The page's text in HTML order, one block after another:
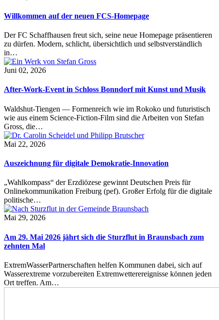
Willkommen auf der neuen FCS-Homepage
Der FC Schaffhausen freut sich, seine neue Homepage präsentieren
zu dürfen. Modern, schlicht, übersichtlich und selbstverständlich
in…
Juni 02, 2026
After-Work-Event in Schloss Bonndorf mit Kunst und Musik
Waldshut-Tiengen — Formenreich wie im Rokoko und futuristisch
wie aus einem Science-Fiction-Film sind die Arbeiten von Stefan
Gross, die…
Mai 22, 2026
Auszeichnung für digitale Demokratie-Innovation
„Wahlkompass“ der Erzdiözese gewinnt Deutschen Preis für
Onlinekommunikation Freiburg (pef). Großer Erfolg für die digitale
politische…
Mai 29, 2026
Am 29. Mai 2026 jährt sich die Sturzflut in Braunsbach zum
zehnten Mal
ExtremWasserPartnerschaften helfen Kommunen dabei, sich auf
Wasserextreme vorzubereiten Extremwetterereignisse können jeden
Ort treffen. Am…